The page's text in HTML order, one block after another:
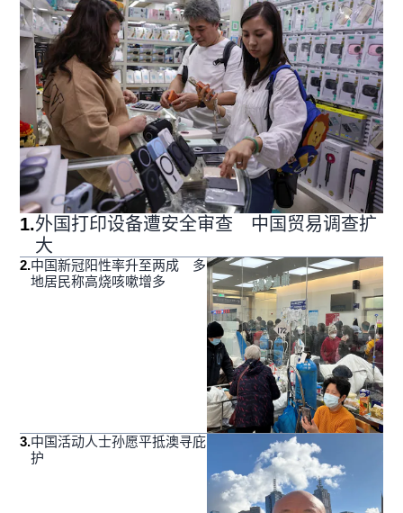
1.外国打印设备遭安全审查 中国贸易调查扩
大
2.中国新冠阳性率升至两成 多
地居民称高烧咳嗽增多
3.中国活动人士孙愿平抵澳寻庇
护